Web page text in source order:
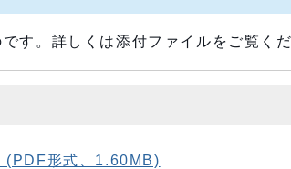
す。詳しくは添付ファイルをご覧くだ
(PDF形式、1.60MB)